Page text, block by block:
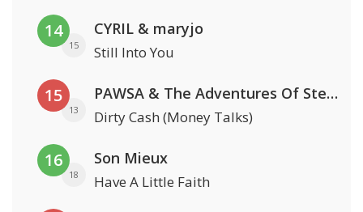
14
15
CYRIL & maryjo
Still Into You
15
13
PAWSA & The Adventures Of Stevie V
Dirty Cash (Money Talks)
16
18
Son Mieux
Have A Little Faith